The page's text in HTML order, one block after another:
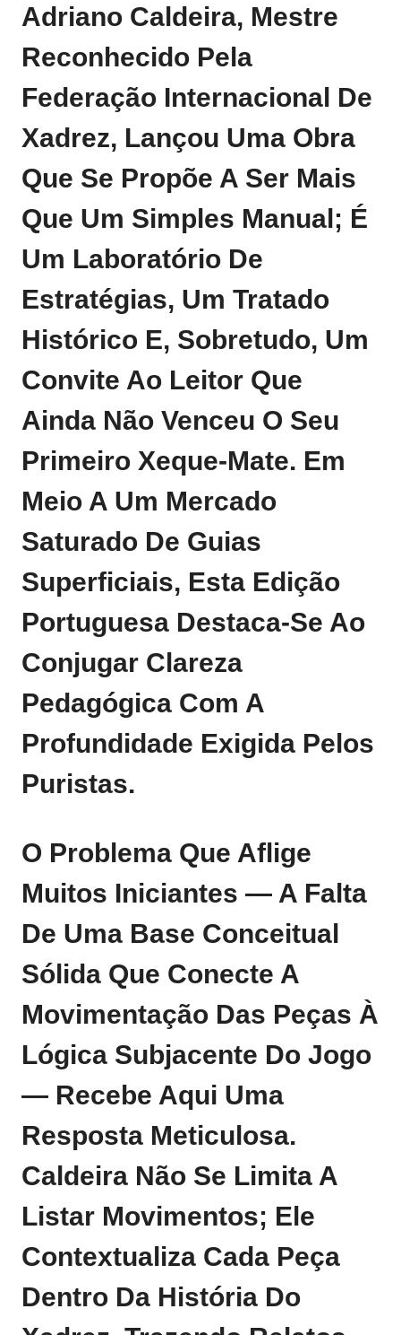
Adriano Caldeira, Mestre
Reconhecido Pela
Federação Internacional De
Xadrez, Lançou Uma Obra
Que Se Propõe A Ser Mais
Que Um Simples Manual; É
Um Laboratório De
Estratégias, Um Tratado
Histórico E, Sobretudo, Um
Convite Ao Leitor Que
Ainda Não Venceu O Seu
Primeiro Xeque‑mate. Em
Meio A Um Mercado
Saturado De Guias
Superficiais, Esta Edição
Portuguesa Destaca‑se Ao
Conjugar Clareza
Pedagógica Com A
Profundidade Exigida Pelos
Puristas.
O Problema Que Aflige
Muitos Iniciantes — A Falta
De Uma Base Conceitual
Sólida Que Conecte A
Movimentação Das Peças À
Lógica Subjacente Do Jogo
— Recebe Aqui Uma
Resposta Meticulosa.
Caldeira Não Se Limita A
Listar Movimentos; Ele
Contextualiza Cada Peça
Dentro Da História Do